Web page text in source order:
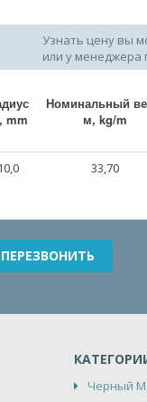
Узнать цену вы
или у менеджера
mm
Номинальный
м, kg/m
33,70
Черный